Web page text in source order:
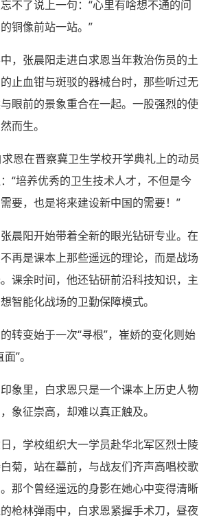
不了说上一句：“心里有啥想不通的问
铜像前站一站。”
，张晨阳走进白求恩当年救治伤员的土
止血钳与斑驳的器械台时，那些听过无
眼前的景象重合在一起。一股强烈的使
而生。
恩在晋察冀卫生学校开学典礼上的动员
“培养优秀的卫生技术人才，不但是今
要，也是将来建设新中国的需要！”
晨阳开始带着全新的眼光钻研专业。在
再是课本上那些遥远的理论，而是战场
课余时间，他还钻研前沿科技知识，主
智能化战场的卫勤保障模式。
转变始于一次“寻根”，崔娇的变化则始
”。
象里，白求恩只是一个课本上历史人物
象征崇高，却难以真正触及。
，学校组织大一学员赴华北军区烈士陵
菊，站在墓前，与战友们齐声高唱校歌
。那个曾经遥远的身影在她心中变得清晰
枪林弹雨中，白求恩紧握手术刀，昼夜